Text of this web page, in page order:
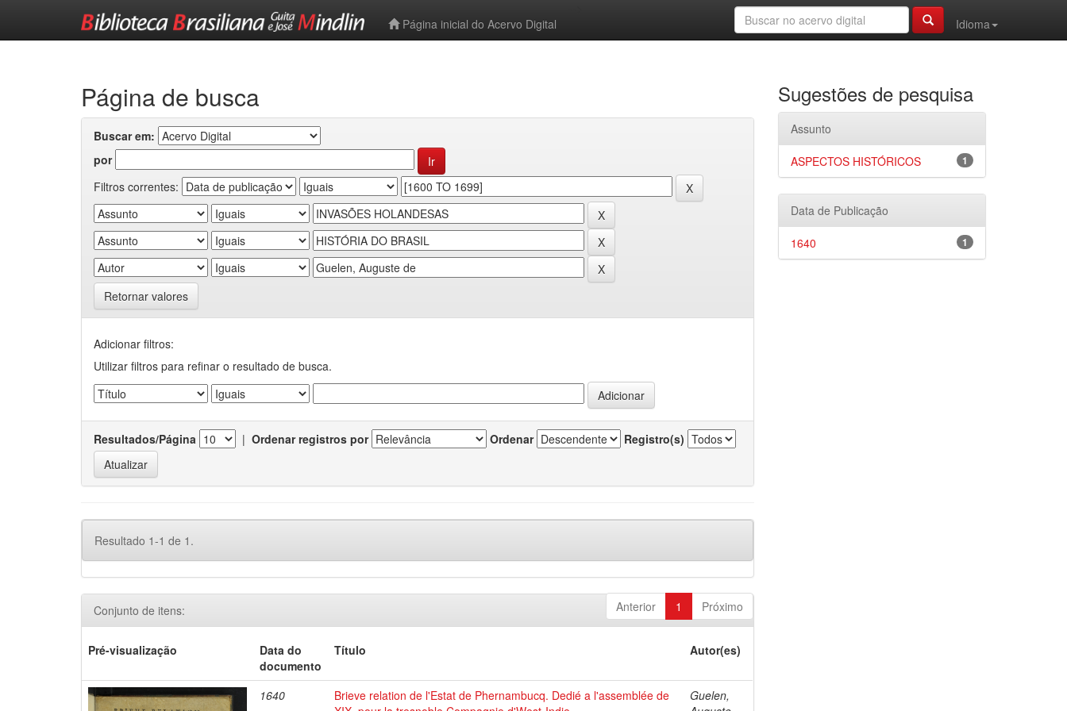
Página inicial do Acervo Digital
Idioma
Página de busca
Buscar em:
por
Filtros correntes:
Retornar valores
Adicionar filtros:
Utilizar filtros para refinar o resultado de busca.
Resultados/Página | Ordenar registros por Ordenar Registro(s)
Resultado 1-1 de 1.
Anterior 1 Próximo
Conjunto de itens:
Pré-visualização
Data do
documento
Título Autor(es)
1640
Brieve relation de l'Estat de Phernambucq. Dedié a l'assemblée de
Guelen,
Sugestões de pesquisa
Assunto
1
ASPECTOS HISTÓRICOS
Data de Publicação
1
1640